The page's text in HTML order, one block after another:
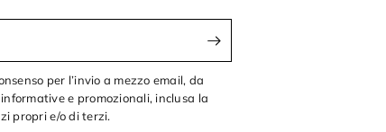
per l’invio a mezzo email, da
e promozionali, inclusa la
propri e/o di terzi.